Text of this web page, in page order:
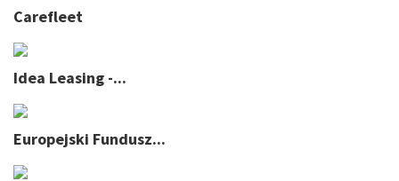
Carefleet
Idea Leasing -...
Europejski Fundusz...